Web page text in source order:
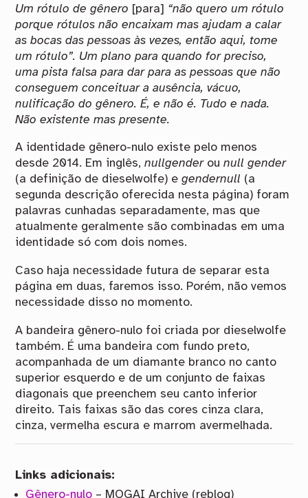
Um rótulo de gênero [para] “não quero um rótulo
porque rótulos não encaixam mas ajudam a calar
as bocas das pessoas às vezes, então aqui, tome
um rótulo”. Um plano para quando for preciso,
uma pista falsa para dar para as pessoas que não
conseguem conceituar a ausência, vácuo,
nulificação do gênero. É, e não é. Tudo e nada.
Não existente mas presente.
A identidade gênero-nulo existe pelo menos
desde 2014. Em inglês,nullgenderounull gender
(a definição de dieselwolfe) egendernull (a
segunda descrição oferecida nesta página) foram
palavras cunhadas separadamente, mas que
atualmente geralmente são combinadas em uma
identidade só com dois nomes.
Caso haja necessidade futura de separar esta
página em duas, faremos isso. Porém, não vemos
necessidade disso no momento.
A bandeira gênero-nulo foi criada por dieselwolfe
também. É uma bandeira com fundo preto,
acompanhada de um diamante branco no canto
superior esquerdo e de um conjunto de faixas
diagonais que preenchem seu canto inferior
direito. Tais faixas são das cores cinza clara,
cinza, vermelha escura e marrom avermelhada.
Links adicionais:
Gênero-nulo – MOGAI Archive (reblog)